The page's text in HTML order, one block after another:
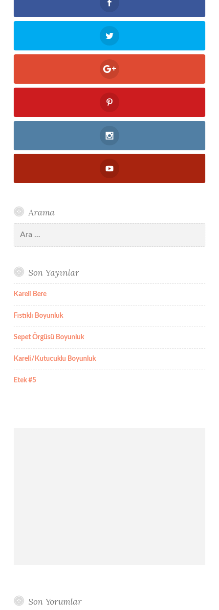
Arama
Son Yayınlar
Kareli Bere
Fıstıklı Boyunluk
Sepet Örgüsü Boyunluk
Kareli/Kutucuklu Boyunluk
Etek #5
Son Yorumlar